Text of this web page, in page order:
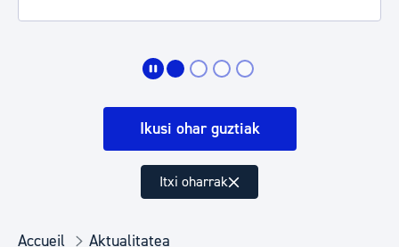
Ikusi ohar guztiak
Itxi oharrak
Accueil
Aktualitatea